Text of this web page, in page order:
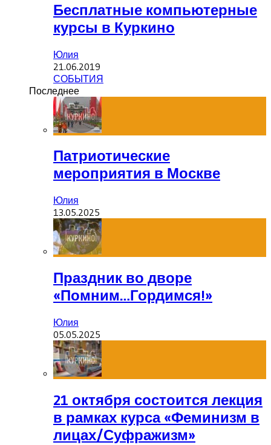
Бесплатные компьютерные
курсы в Куркино
Юлия
21.06.2019
СОБЫТИЯ
Последнее
Патриотические
мероприятия в Москве
Юлия
13.05.2025
Праздник во дворе
«Помним…Гордимся!»
Юлия
05.05.2025
21 октября состоится лекция
в рамках курса «Феминизм в
лицах/Суфражизм»